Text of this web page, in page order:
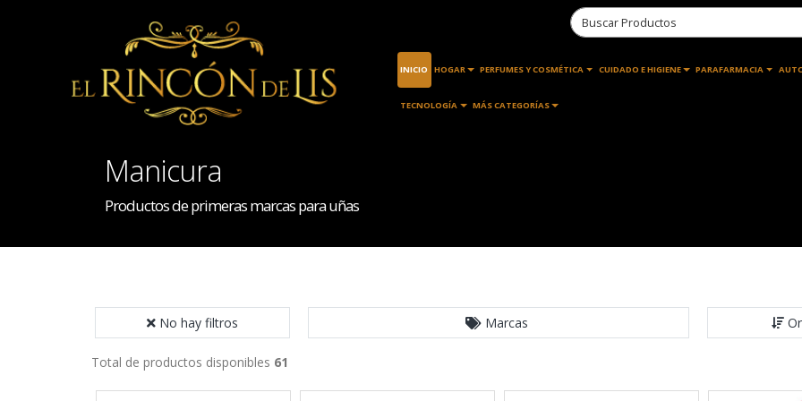
INICIO HOGAR PERFUMES Y COSMÉTICA CUIDADO E HIGIENE PARAFARMACIA
TECNOLOGÍA MÁS CATEGORÍAS
Manicura
Productos de primeras marcas para uñas
No hay filtros Marcas
Total de productos disponibles 61